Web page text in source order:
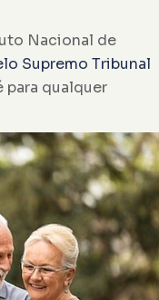
Nacional de
Supremo Tribunal
para qualquer